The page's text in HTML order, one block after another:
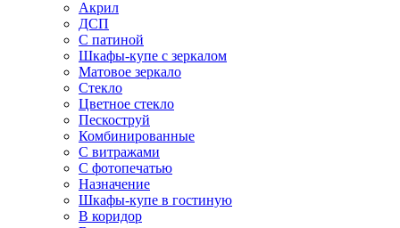
Акрил
ДСП
С патиной
Шкафы-купе с зеркалом
Матовое зеркало
Стекло
Цветное стекло
Пескоструй
Комбинированные
С витражами
С фотопечатью
Назначение
Шкафы-купе в гостиную
В коридор